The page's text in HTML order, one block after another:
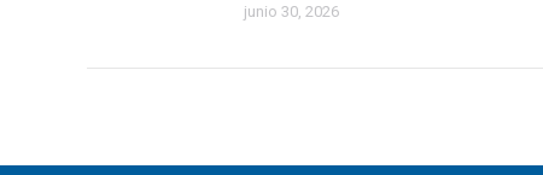
junio 30, 2026